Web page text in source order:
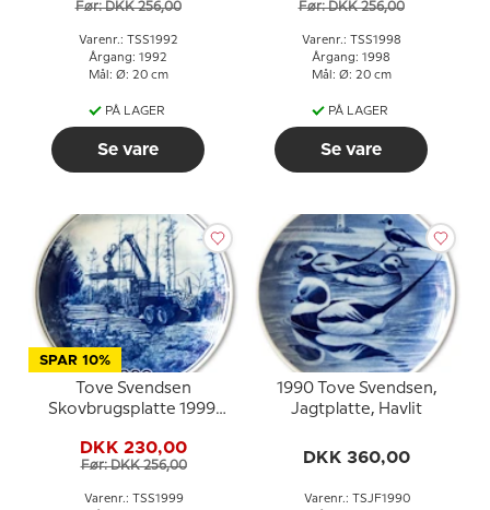
Før: DKK 256,00
Varenr.: TSS1992
Årgang: 1992
Mål: Ø: 20 cm
PÅ LAGER
Se vare
Før: DKK 256,00
Varenr.: TSS1998
Årgang: 1998
Mål: Ø: 20 cm
PÅ LAGER
Se vare
SPAR 10%
Tove Svendsen
Skovbrugsplatte 1999,
DKK 230,00
Før: DKK 256,00
Varenr.: TSS1999
1990 Tove Svendsen,
Jagtplatte, Havlit
DKK 360,00
Varenr.: TSJF1990